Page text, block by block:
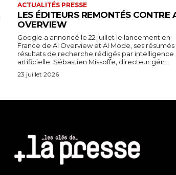
ACTUALITÉS PRESSE
LES ÉDITEURS REMONTÉS CONTRE
OVERVIEW
Google a annoncé le 22 juillet le lancement en
France de AI Overview et AI Mode, ses résumés
résultats de recherche rédigés par intelligence
artificielle. Sébastien Missoffe, directeur gén...
23 juillet 2026